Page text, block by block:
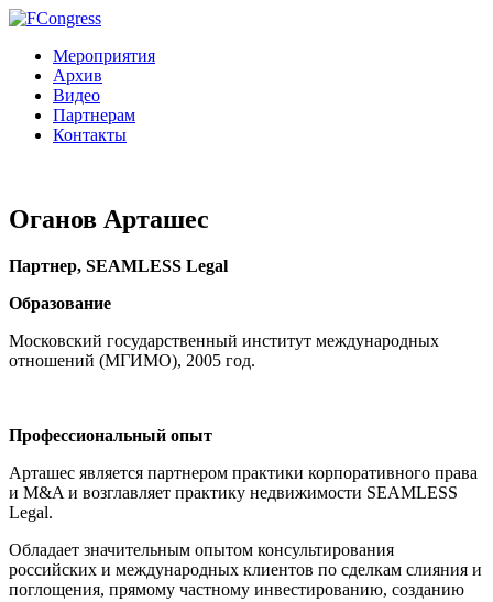
Мероприятия
Архив
Видео
Партнерам
Контакты
Оганов Арташес
Партнер, SEAMLESS Legal
Образование
Московский государственный институт международных
отношений (МГИМО), 2005 год.
Профессиональный опыт
Арташес является партнером практики корпоративного права
и M&A и возглавляет практику недвижимости SEAMLESS
Legal.
Обладает значительным опытом консультирования
российских и международных клиентов по сделкам слияния и
поглощения, прямому частному инвестированию, созданию